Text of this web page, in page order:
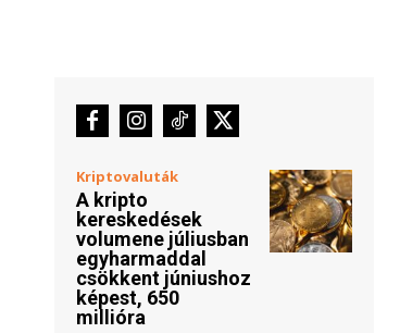
Kriptovaluták
A kripto
kereskedések
volumene júliusban
egyharmaddal
csökkent júniushoz
képest, 650
millióra